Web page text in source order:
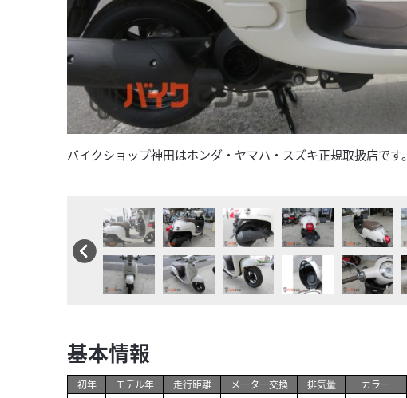
バイクショップ神田はホンダ・ヤマハ・スズキ正規取扱店です。
基本情報
初年
モデル年
走行距離
メーター交換
排気量
カラー